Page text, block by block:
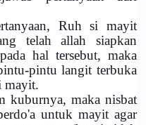
Ruh si mayit
telah allah siapkan
hal tersebut, maka
pintu langit terbuka
mayit.
kuburnya, maka nisbat
untuk mayit agar